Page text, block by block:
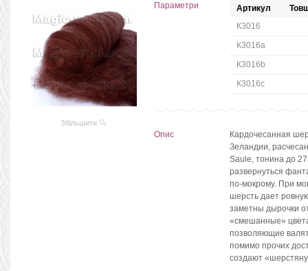
Збільшити
Параметри Артикул
К3016
К3016a
К3016b
К3016c
Опис
Кардочесанная
Зеландии,
Saule, тонина до
развернуться
по-мокрому. При
шерсть дает
заметны дырочки
«смешанные»
позволяющие
помимо прочих
создают